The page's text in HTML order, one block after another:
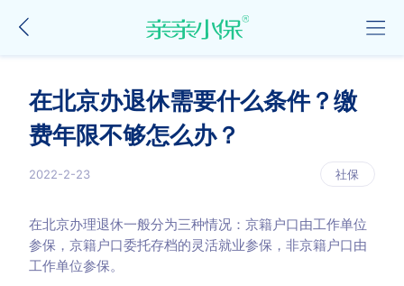
在北京办退休需要什么条件？缴
费年限不够怎么办？
2022-2-23 社保
在北京办理退休一般分为三种情况：京籍户口由工作单位
参保，京籍户口委托存档的灵活就业参保，非京籍户口由
工作单位参保。